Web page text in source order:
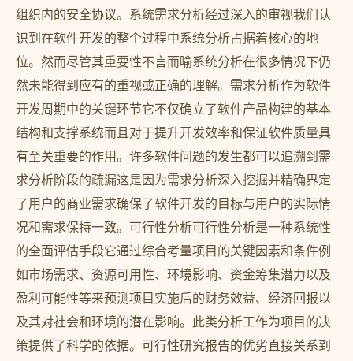
组织内的安全协议。系统需求分析经过深入的审视我们认
识到在软件开发的整个过程中系统分析占据着核心的地
位。然而尽管其重要性不言而喻系统分析在很多情况下仍
然未能得到应有的重视或正确的理解。需求分析作为软件
开发周期中的关键环节它不仅确立了软件产品构建的基本
结构和支撑系统而且对于提升开发效率和保证软件质量具
有至关重要的作用。许多软件问题的发生都可以追溯到需
求分析阶段的疏漏这是因为需求分析深入挖掘并精确界定
了用户的商业需求确保了软件开发的目标与用户的实际情
况和需求保持一致。可行性分析可行性分析是一种系统性
的全面评估手段它通过综合考量项目的关键因素和条件例
如市场需求、资源可用性、环境影响、资金筹集潜力以及
盈利可能性等来预测项目实施后的财务效益、经济回报以
及其对社会和环境的潜在影响。此类分析工作为项目的决
策提供了科学的依据。可行性研究报告的优劣直接关系到